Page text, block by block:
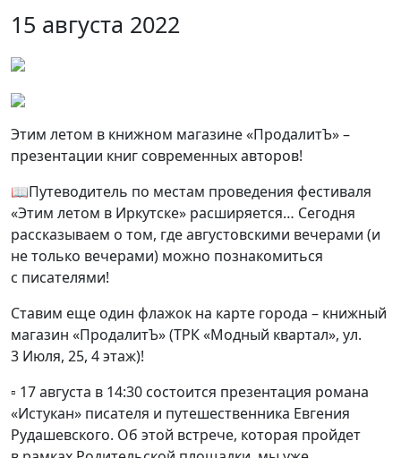
15 августа 2022
Этим летом в книжном магазине «ПродалитЪ» –
презентации книг современных авторов!
📖Путеводитель по местам проведения фестиваля
«Этим летом в Иркутске» расширяется… Сегодня
рассказываем о том, где августовскими вечерами (и
не только вечерами) можно познакомиться
с писателями!
Ставим еще один флажок на карте города – книжный
магазин «ПродалитЪ» (ТРК «Модный квартал», ул.
3 Июля, 25, 4 этаж)!
▫️ 17 августа в 14:30 состоится презентация романа
«Истукан» писателя и путешественника Евгения
Рудашевского. Об этой встрече, которая пройдет